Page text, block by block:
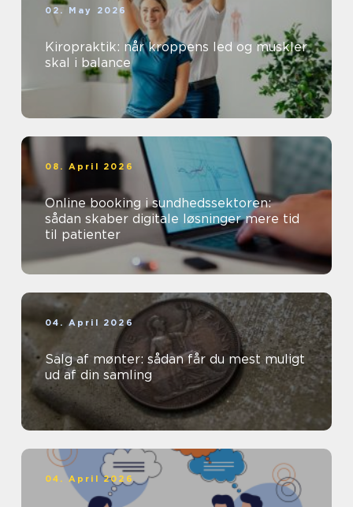
02. May 2026
Kiropraktik: når kroppens led og muskler
skal i balance
08. April 2026
Online booking i sundhedssektoren:
sådan skaber digitale løsninger mere tid
til patienter
04. April 2026
Salg af mønter: sådan får du mest muligt
ud af din samling
04. April 2026